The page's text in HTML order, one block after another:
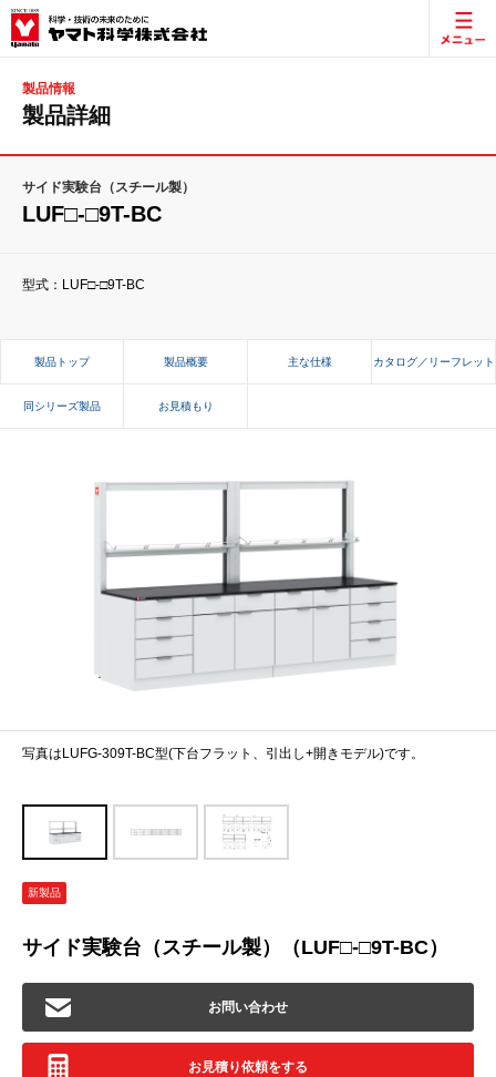
製品情報
製品詳細
サイド実験台（スチール製）
LUF□-□9T-BC
型式：LUF□-□9T-BC
製品トップ 製品概要 主な仕様 カタログ／リーフレット
同シリーズ製品 お見積もり
写真はLUFG-309T-BC型(下台フラット、引出し+開きモデル)です。
新製品
サイド実験台（スチール製）（LUF□-□9T-BC）
お問い合わせ
お見積り依頼をする